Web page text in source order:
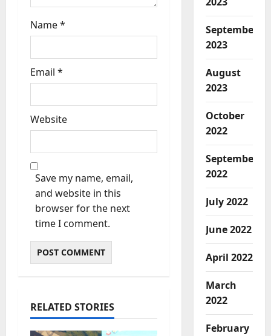
Name*
Email *
Website
Save my name, email,
and website in this
browser for the next
time I comment.
RELATED STORIES
September
2023
August
2023
October
2022
September
2022
July 2022
June 2022
April 2022
March
2022
February